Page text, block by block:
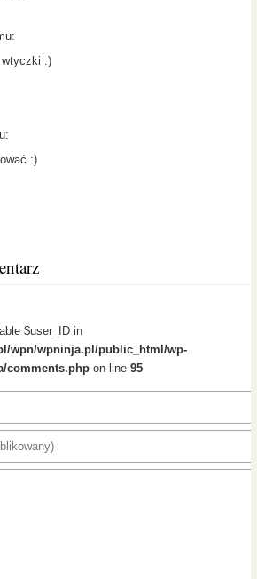
wtyczki :)
:)
$user_ID in
wpn/wpninja.pl/public_html/wp-
comments.php on line 95